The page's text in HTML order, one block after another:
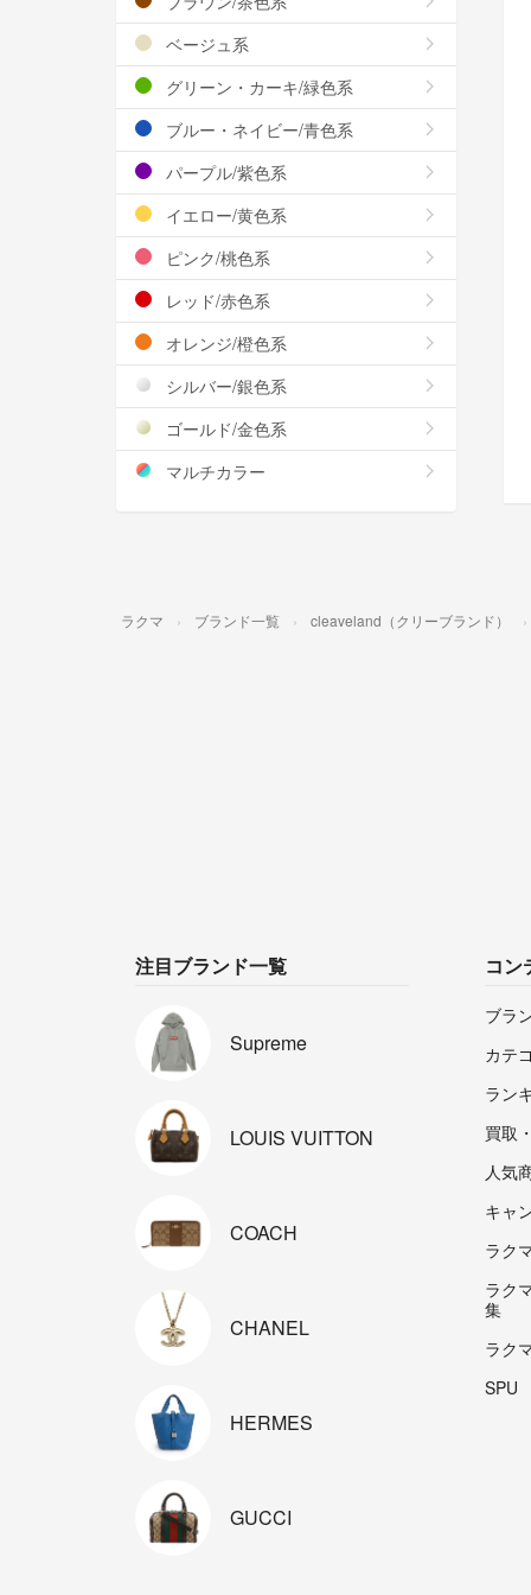
ベージュ系
グリーン・カーキ/緑色系
ブルー・ネイビー/青色系
パープル/紫色系
イエロー/黄色系
ピンク/桃色系
レッド/赤色系
オレンジ/橙色系
シルバー/銀色系
ゴールド/金色系
マルチカラー
ラクマ ブランド一覧 cleaveland（クリーブランド）
注目ブランド一覧
Supreme
LOUIS VUITTON
COACH
CHANEL
HERMES
GUCCI
コン
ブラ
カテ
ラン
買取
人気
キャ
ラク
ラク
集
ラク
SPU